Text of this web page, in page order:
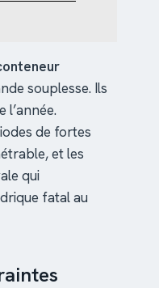
souplesse. Ils
l’année.
de fortes
et les
qui
fatal au